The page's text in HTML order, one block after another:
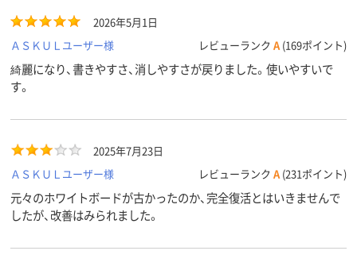
2026年5月1日
ＡＳＫＵＬユーザー様
レビューランク A (169ポイント)
綺麗になり、書きやすさ、消しやすさが戻りました。使いやすいで
す。
2025年7月23日
ＡＳＫＵＬユーザー様
レビューランク A (231ポイント)
元々のホワイトボードが古かったのか、完全復活とはいきませんで
したが、改善はみられました。